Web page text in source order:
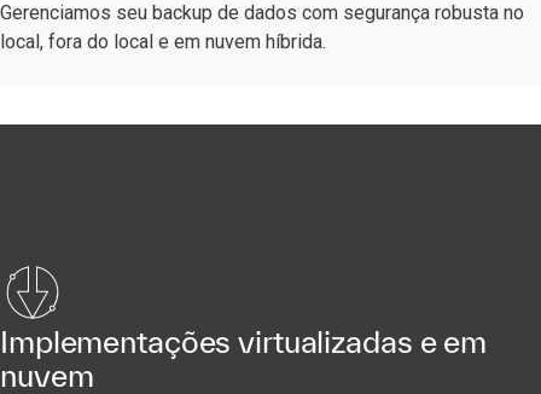
Gerenciamos seu backup de dados com segurança robusta no
local, fora do local e em nuvem híbrida.
Implementações virtualizadas e em
nuvem